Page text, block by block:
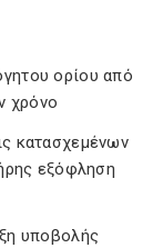
ορίου από
χρόνο
κατασχεμένων
εξόφληση
υποβολής